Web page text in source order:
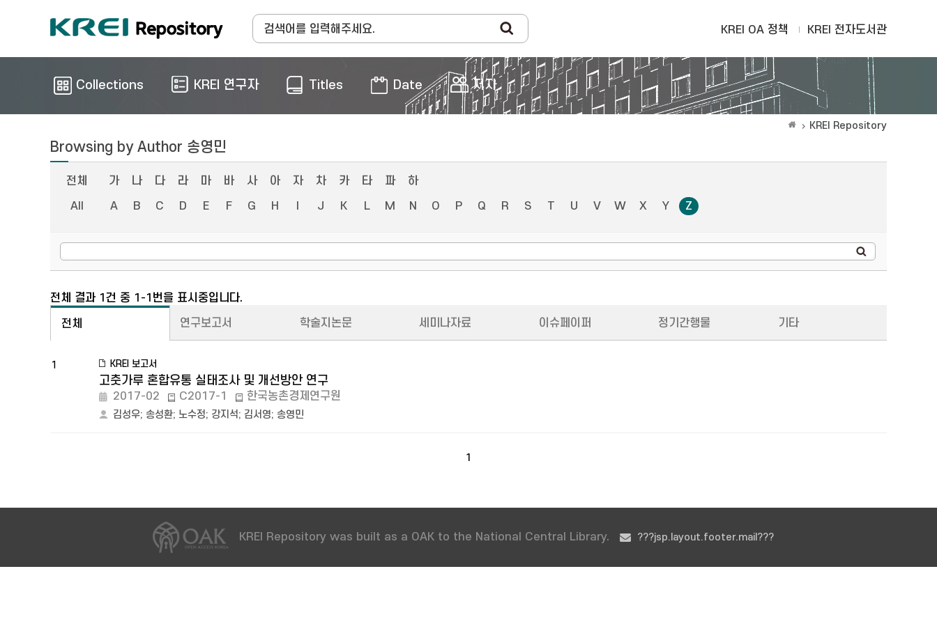
KREI OA 정책 KREI 전자도서관
Collections KREI 연구자 Titles Date 저자
KREI Repository
Browsing by Author 송영민
전체 가 나 다 라 마 바 사 아 자 차 카 타 파
하
All
A B C D E F G H J K L M N O P Q R S T U V W X Y Z
전체 결과 1건 중 1-1번을 표시중입니다.
전체 연구보고서 학술지논문 세미나자료 이슈페이퍼 정기간행물 기타
1 KREI 보고서
고춧가루 혼합유통 실태조사 및 개선방안 연구
2017-02 C2017-1 한국농촌경제연구원
김성우; 송성환; 노수정; 강지석; 김서영; 송영민
1
KREI Repository was built as a OAK to the National Central Library. ???jsp.layout.footer.mail???